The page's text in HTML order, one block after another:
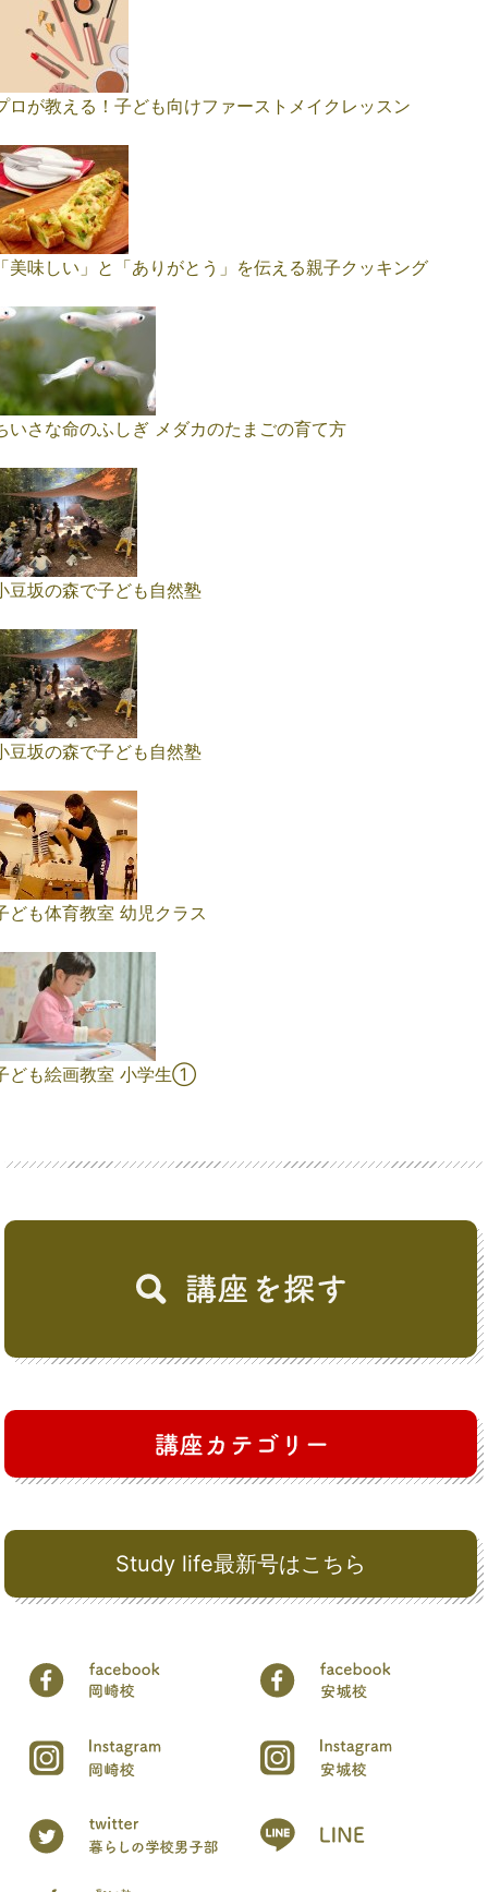
Study life最新号はこちら
ロが教える！子ども向けファーストメイクレッスン
美味しい」と「ありがとう」を伝える親子クッキング
いさな命のふしぎ メダカのたまごの育て方
豆坂の森で子ども自然塾
豆坂の森で子ども自然塾
ども体育教室 幼児クラス
ども絵画教室 小学生①